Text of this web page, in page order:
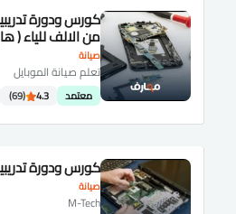
صيانة
كورس ودورة
من الالف للياء (
تعلم صيانة الموبايل
معتمد 4.3
(69)
صيانة
كورس ودورة
M-Tech